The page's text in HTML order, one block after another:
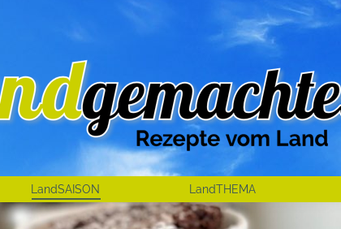
LandSAISON LandTHEMA